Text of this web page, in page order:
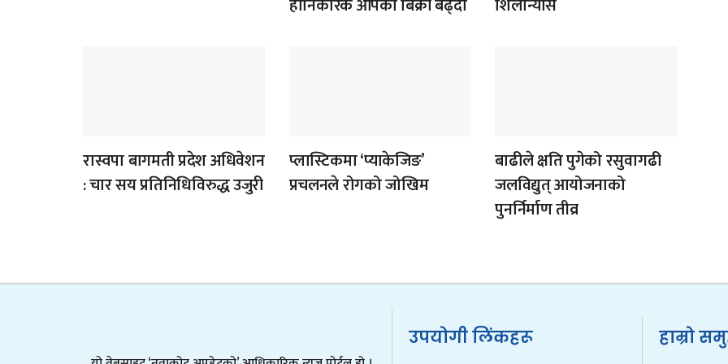
रास्वपा बागमती प्रदेश अधिवेशन
: चार सय प्रतिनिधिविरुद्ध उजुरी
प्लास्टिकमा ‘प्याकेजिङ’
प्रचलनले रोगको जोखिम
बाढीले क्षति पुगेको रसुवागढी
जलविद्युत् आयोजनाको
पुनर्निर्माण तीव्र
उपयोगी लिंकहरू हाम्रो